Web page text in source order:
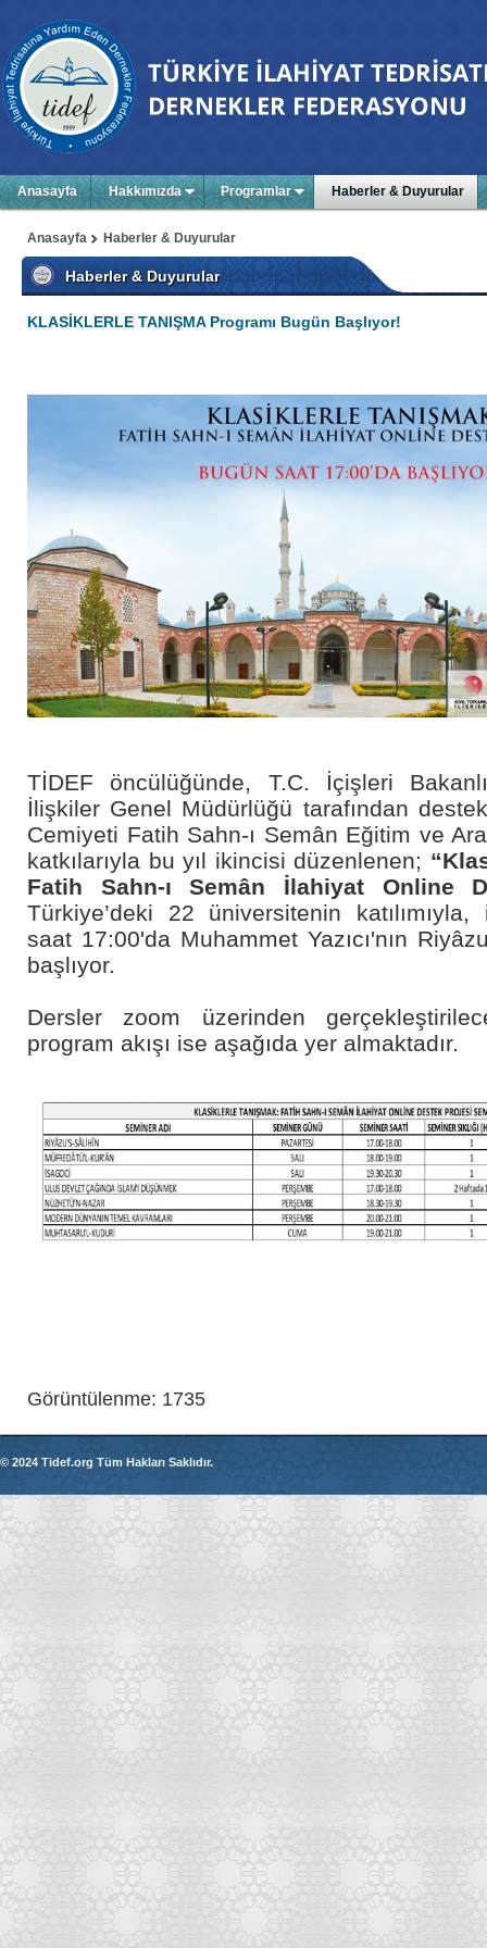
Anasayfa Hakkımızda Programlar Haberler & Duyurular
Haberler & Duyurular
Anasayfa
Haberler & Duyurular
KLASİKLERLE TANIŞMA Programı Bugün Başlıyor!
TİDEF öncülüğünde, T.C. İçişleri
İlişkiler Genel Müdürlüğü tarafından
Cemiyeti Fatih Sahn-ı Semân Eğitim ve
katkılarıyla bu yıl ikincisi düzenlenen;
Fatih Sahn-ı Semân İlahiyat Online
Türkiye’deki 22 üniversitenin
saat 17:00'da Muhammet Yazıcı'nın
başlıyor.
Dersler zoom üzerinden
program akışı ise aşağıda yer almaktadır.
Görüntülenme: 1735
© 2024 Tidef.org Tüm Hakları Saklıdır.